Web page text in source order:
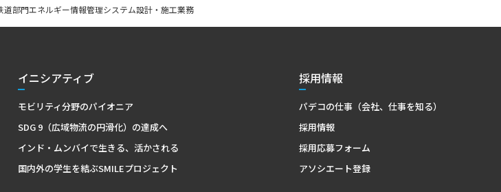
部門エネルギー情報管理システム設計・施工業務
イニシアティブ
モビリティ分野のパイオニア
SDG 9（広域物流の円滑化）の達成へ
インド・ムンバイで生きる、活かされる
国内外の学生を結ぶSMILEプロジェクト
採用情報
パデコの仕事（会社、仕事を知る）
採用情報
採用応募フォーム
アソシエート登録